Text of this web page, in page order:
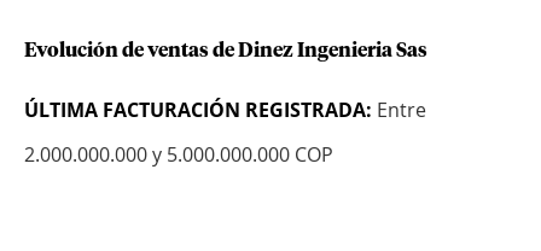
Evolución de ventas de Dinez Ingenieria Sas
ÚLTIMA FACTURACIÓN REGISTRADA: Entre
2.000.000.000 y 5.000.000.000 COP